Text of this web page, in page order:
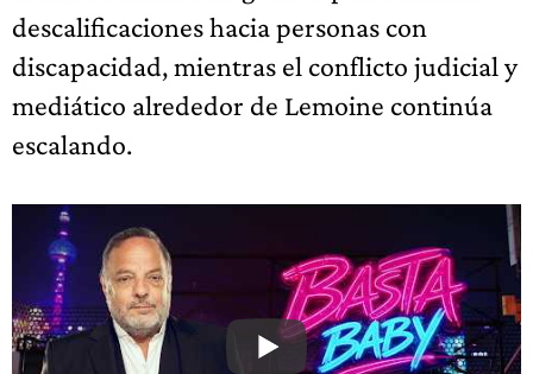
descalificaciones hacia personas con
discapacidad, mientras el conflicto judicial y
mediático alrededor de Lemoine continúa
escalando.